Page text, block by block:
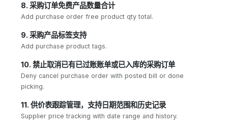
8. 采购订单免费产品数量合计
Add purchase order free product qty total.
9. 采购产品标签支持
Add purchase product tags.
10. 禁止取消已有已过账账单或已入库的采购订单
Deny cancel purchase order with posted bill or done
picking.
11. 供价表跟踪管理，支持日期范围和历史记录
Supplier price tracking with date range and history.